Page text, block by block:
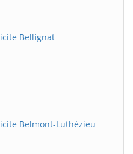
Bellignat
Belmont-Luthézieu